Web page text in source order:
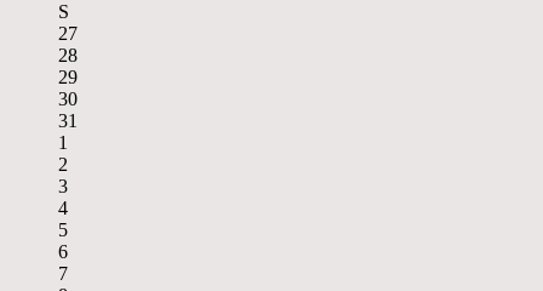
S
27
28
29
30
31
1
2
3
4
5
6
7